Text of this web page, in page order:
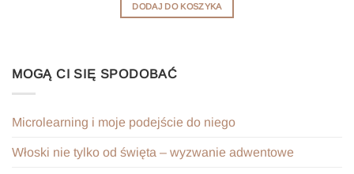
DODAJ DO KOSZYKA
MOGĄ CI SIĘ SPODOBAĆ
Microlearning i moje podejście do niego
Włoski nie tylko od święta – wyzwanie adwentowe